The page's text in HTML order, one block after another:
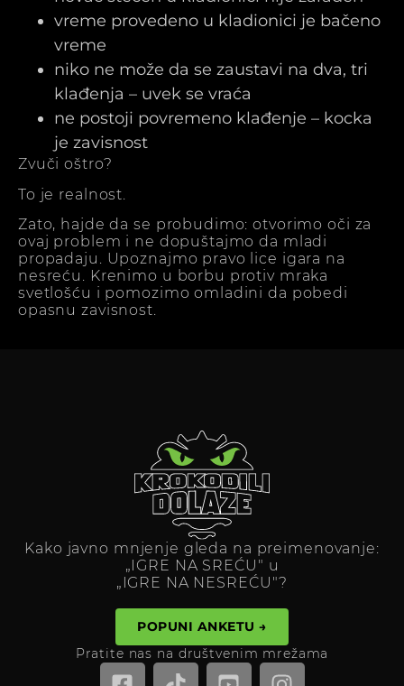
vreme provedeno u kladionici je bačeno
vreme
niko ne može da se zaustavi na dva, tri
klađenja – uvek se vraća
ne postoji povremeno klađenje – kocka
je zavisnost
Zvuči oštro?
To je realnost.
Zato, hajde da se probudimo: otvorimo oči za
ovaj problem i ne dopuštajmo da mladi
propadaju. Upoznajmo pravo lice igara na
nesreću. Krenimo u borbu protiv mraka
svetlošću i pomozimo omladini da pobedi
opasnu zavisnost.
Kako javno mnjenje gleda na preimenovanje:
„IGRE NA SREĆU" u
„IGRE NA NESREĆU"?
POPUNI ANKETU →
Pratite nas na društvenim mrežama